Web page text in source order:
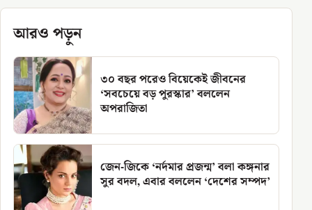
আরও পড়ুন
৩০ বছর পরেও বিয়েকেই জীবনের
‘সবচেয়ে বড় পুরস্কার’ বললেন
অপরাজিতা
জেন-জিকে ‘নর্দমার প্রজন্ম’ বলা কঙ্গনার
সুর বদল, এবার বললেন ‘দেশের সম্পদ’